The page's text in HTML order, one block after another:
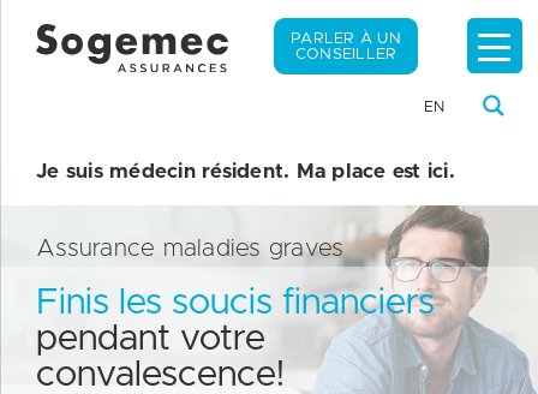
EN
PARLER À UN
CONSEILLER
Je suis médecin résident. Ma place est ici.
Assurance maladies graves
Finis les soucis financiers
pendant votre
convalescence!